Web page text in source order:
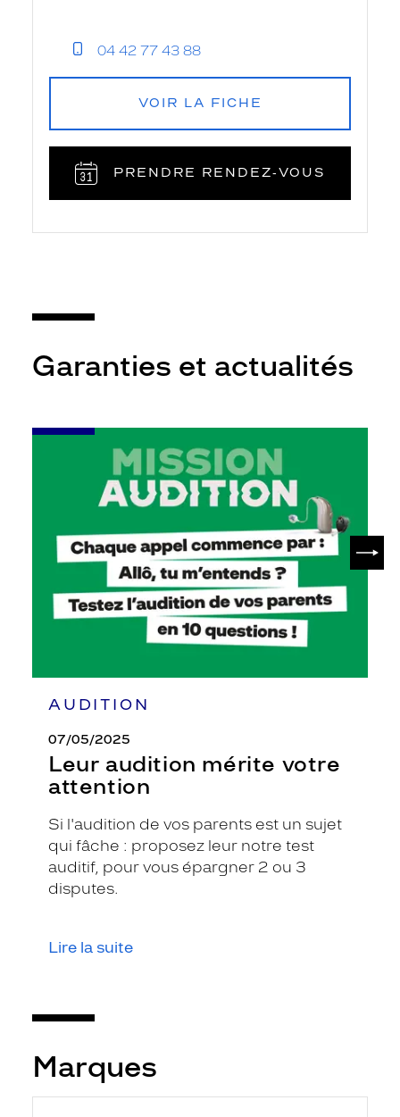
04 42 77 43 88
VOIR LA FICHE
PRENDRE RENDEZ‑VOUS
Garanties et actualités
AUDITION
07/05/2025
Leur audition mérite votre
attention
Si l'audition de vos parents est un sujet
qui fâche : proposez leur notre test
auditif, pour vous épargner 2 ou 3
disputes.
Lire la suite
-
Marques